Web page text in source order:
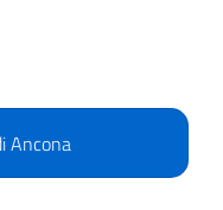
Ancona